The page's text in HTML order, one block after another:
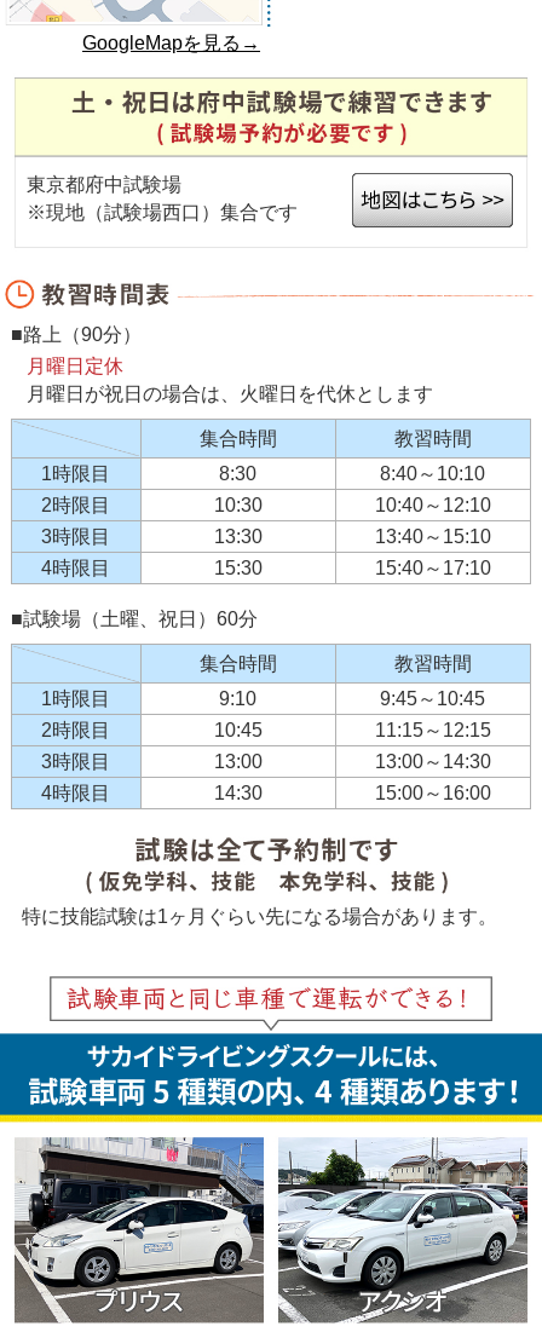
GoogleMapを見る→
東京都府中試験場
※現地（試験場西口）集合です
■路上（90分）
月曜日定休
月曜日が祝日の場合は、火曜日を代休とします
集合時間
教習時間
1時限目
8:30
8:40～10:10
2時限目
10:30
10:40～12:10
3時限目
13:30
13:40～15:10
4時限目
15:30 15:40～17:10
■試験場（土曜、祝日）60分
集合時間
教習時間
1時限目
9:10
9:45～10:45
2時限目
10:45
11:15～12:15
3時限目
13:00
13:00～14:30
4時限目
14:30 15:00～16:00
特に技能試験は1ヶ月ぐらい先になる場合があります。